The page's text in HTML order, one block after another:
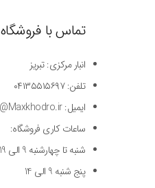
تماس با فروشگاه
انبار مرکزی: تبریز
تلفن: ۰۴۱۳۵۵۱۵۶۹۷
ایمیل: Info@Maxkhodro.ir
ساعات کاری فروشگاه:
شنبه تا چهارشنبه 9 الی 19
پنج شنبه 9 الی 14